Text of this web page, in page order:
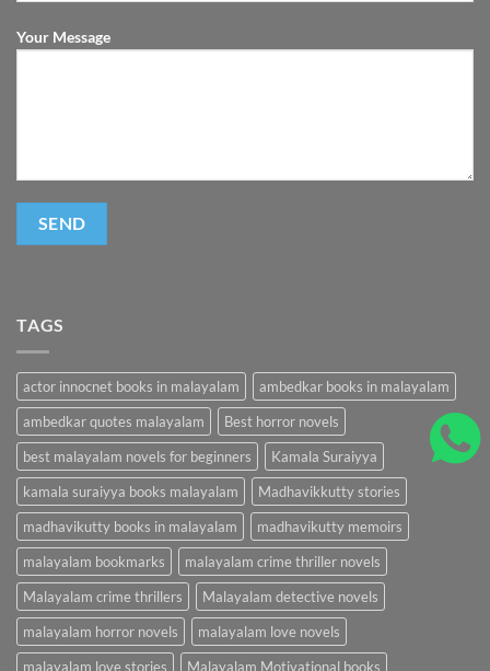
Your Message
TAGS
actor innocnet books in malayalam
ambedkar books in malayalam
ambedkar quotes malayalam
Best horror novels
best malayalam novels for beginners
Kamala Suraiyya
kamala suraiyya books malayalam
Madhavikkutty stories
madhavikutty books in malayalam
madhavikutty memoirs
malayalam bookmarks
malayalam crime thriller novels
Malayalam crime thrillers
Malayalam detective novels
malayalam horror novels
malayalam love novels
malayalam love stories
Malayalam Motivational books